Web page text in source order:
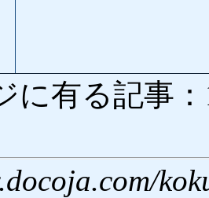
に有る記事